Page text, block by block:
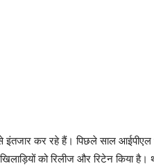
कर रहे हैं। पिछले साल आईपीएल
को रिलीज और रिटेन किया